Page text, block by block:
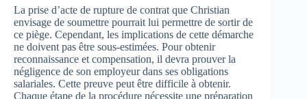
La prise d’acte de rupture de contrat que Christian
envisage de soumettre pourrait lui permettre de sortir de
ce piège. Cependant, les implications de cette démarche
ne doivent pas être sous-estimées. Pour obtenir
reconnaissance et compensation, il devra prouver la
négligence de son employeur dans ses obligations
salariales. Cette preuve peut être difficile à obtenir.
Chaque étape de la procédure nécessite une préparation